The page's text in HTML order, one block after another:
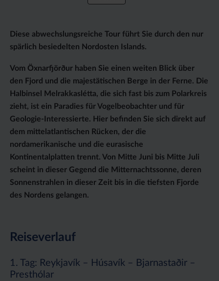
Diese abwechslungsreiche Tour führt Sie durch den nur
spärlich besiedelten Nordosten Islands.
Vom Öxnarfjörður haben Sie einen weiten Blick über
den Fjord und die majestätischen Berge in der Ferne. Die
Halbinsel Melrakkaslétta, die sich fast bis zum Polarkreis
zieht, ist ein Paradies für Vogelbeobachter und für
Geologie-Interessierte. Hier befinden Sie sich direkt auf
dem mittelatlantischen Rücken, der die
nordamerikanische und die eurasische
Kontinentalplatten trennt. Von Mitte Juni bis Mitte Juli
scheint in dieser Gegend die Mitternachtssonne, deren
Sonnenstrahlen in dieser Zeit bis in die tiefsten Fjorde
des Nordens gelangen.
Reiseverlauf
1. Tag: Reykjavík – Húsavík – Bjarnastaðir –
Presthólar